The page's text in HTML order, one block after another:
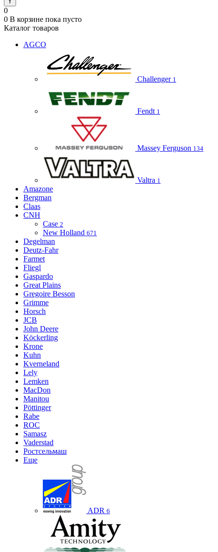
0
0 В корзине пока пусто
Каталог товаров
AGCO
Challenger 1
Fendt 1
Massey Ferguson 134
Valtra 1
Amazone
Bergman
Claas
CNH
Case 2
New Holland 671
Degelman
Deutz-Fahr
Farmet
Fliegl
Gaspardo
Great Plains
Gregoire Besson
Grimme
Horsch
JCB
John Deere
Köckerling
Krone
Kuhn
Kverneland
Lely
Lemken
MacDon
Manitou
Pöttinger
Rabe
ROC
Samasz
Vaderstad
Ростсельмаш
Еще
ADR 6